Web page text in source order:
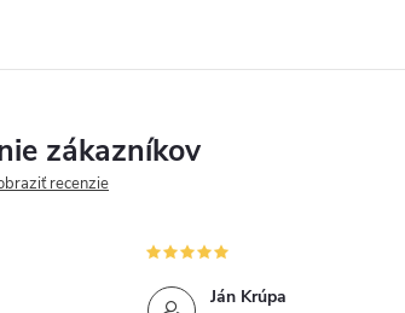
zákazníkov
recenzie
Ján Krúpa